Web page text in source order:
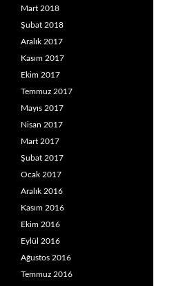
Mart 2018
Şubat 2018
Aralık 2017
Kasım 2017
Ekim 2017
Temmuz 2017
Mayıs 2017
Nisan 2017
Mart 2017
Şubat 2017
Ocak 2017
Aralık 2016
Kasım 2016
Ekim 2016
Eylül 2016
Ağustos 2016
Temmuz 2016